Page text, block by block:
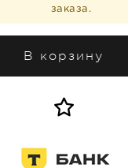
заказа.
В корзину